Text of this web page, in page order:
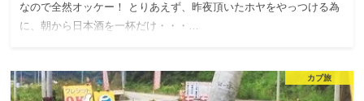
なので全然オッケー！ とりあえず、昨夜頂いたホヤをやっつける為
に、朝から日本酒を一杯だけ・・・…
カブ旅